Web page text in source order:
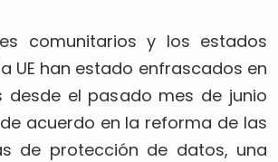
comunitarios y los estados
UE han estado enfrascados en
desde el pasado mes de junio
acuerdo en la reforma de las
de protección de datos, una